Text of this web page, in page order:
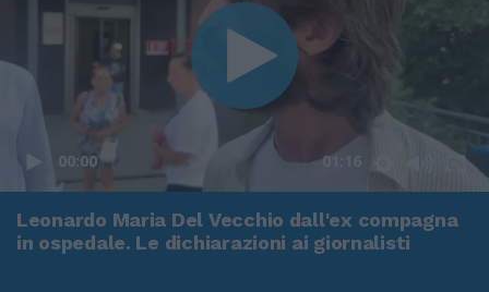
00:00 01:16
Leonardo Maria Del Vecchio dall'ex compagna
in ospedale. Le dichiarazioni ai giornalisti